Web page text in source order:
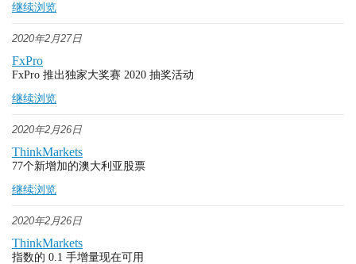
继续浏览
2020年2月27日
FxPro
FxPro 推出独家大奖赛 2020 抽奖活动
继续浏览
2020年2月26日
ThinkMarkets
77个新增加的澳大利亚股票
继续浏览
2020年2月26日
ThinkMarkets
指数的 0.1 手增量现在可用